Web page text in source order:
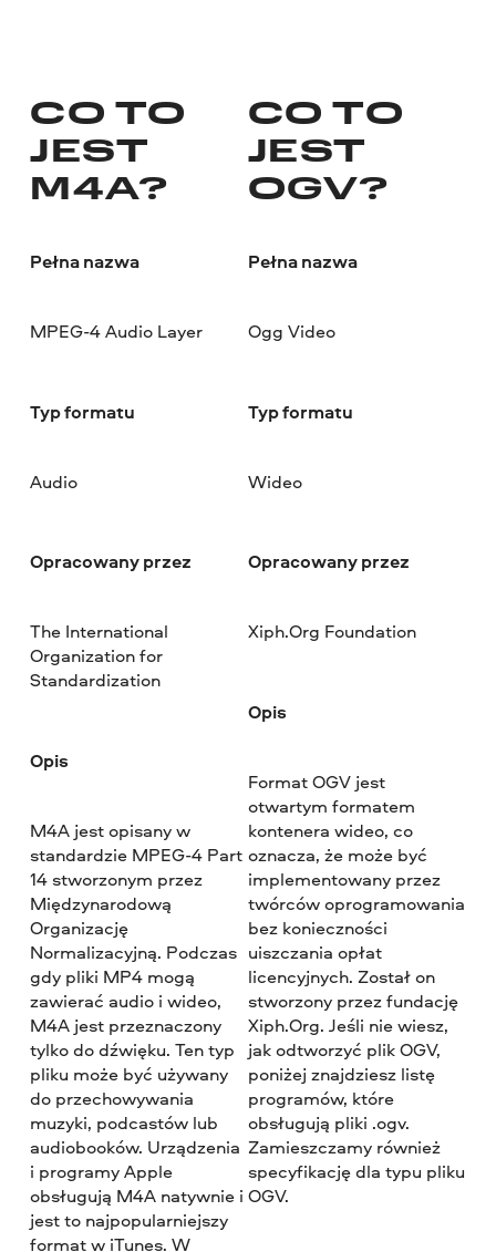
CO TO
JEST
M4A?
Pełna nazwa
MPEG-4 Audio Layer
Typ formatu
Audio
Opracowany przez
The International
Organization for
Standardization
Opis
M4A jest opisany w
standardzie MPEG-4 Part
14 stworzonym przez
Międzynarodową
Organizację
Normalizacyjną. Podczas
gdy pliki MP4 mogą
zawierać audio i wideo,
M4A jest przeznaczony
tylko do dźwięku. Ten typ
pliku może być używany
do przechowywania
muzyki, podcastów lub
audiobooków. Urządzenia
i programy Apple
obsługują M4A natywnie i
jest to najpopularniejszy
format w iTunes. W
CO TO
JEST
OGV?
Pełna nazwa
Ogg Video
Typ formatu
Wideo
Opracowany przez
Xiph.Org Foundation
Opis
Format OGV jest
otwartym formatem
kontenera wideo, co
oznacza, że może być
implementowany przez
twórców oprogramowania
bez konieczności
uiszczania opłat
licencyjnych. Został on
stworzony przez fundację
Xiph.Org. Jeśli nie wiesz,
jak odtworzyć plik OGV,
poniżej znajdziesz listę
programów, które
obsługują pliki .ogv.
Zamieszczamy również
specyfikację dla typu pliku
OGV.